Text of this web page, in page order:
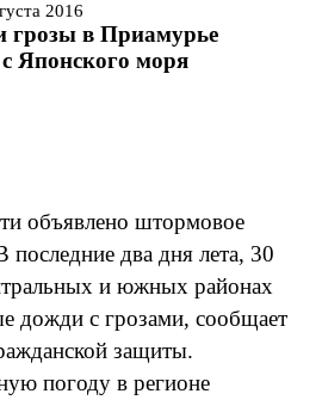
Все новостиАрхив
2016
грозы в Приамурье
Японского моря
объявлено штормовое
два дня лета, 30
и южных районах
дожди с грозами, сообщает
защиты.
погоду в регионе